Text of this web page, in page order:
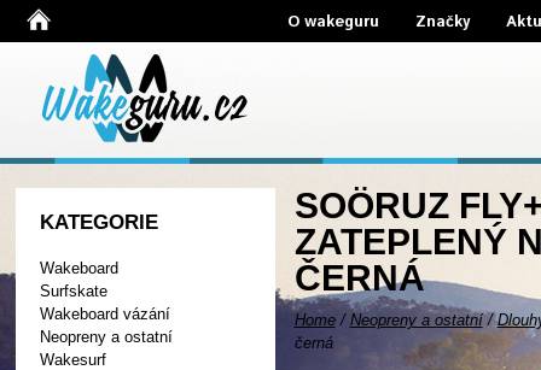
O wakeguru Značky
KATEGORIE
Wakeboard
Surfskate
Wakeboard vázání
Neopreny a ostatní
Wakesurf
SOÖRUZ
ZATEPLENÝ
ČERNÁ
Home/ Neopreny a ostatní/
černá